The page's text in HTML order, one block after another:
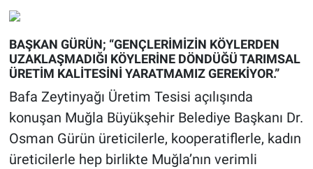
BAŞKAN GÜRÜN; “GENÇLERİMİZİN KÖYLERDEN
UZAKLAŞMADIĞI KÖYLERİNE DÖNDÜĞÜ TARIMSAL
ÜRETİM KALİTESİNİ YARATMAMIZ GEREKİYOR.”
Bafa Zeytinyağı Üretim Tesisi açılışında
konuşan Muğla Büyükşehir Belediye Başkanı Dr.
Osman Gürün üreticilerle, kooperatiflerle, kadın
üreticilerle hep birlikte Muğla’nın verimli